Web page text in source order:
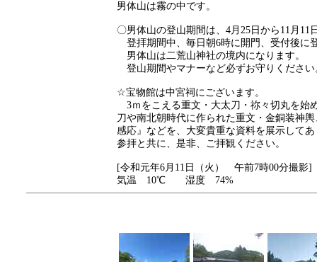
男体山は霧の中です。
〇男体山の登山期間は、4月25日から11月11
登拝期間中、毎日朝6時に開門、受付後に
男体山は二荒山神社の境内になります。
登山期間やマナーなど必ずお守りください
☆宝物館は中宮祠にございます。
3ｍをこえる重文・大太刀・祢々切丸を始
刀や南北朝時代に作られた重文・金銅装神
感応』などを、大変貴重な資料を展示して
参拝と共に、是非、ご拝観ください。
[令和元年6月11日（火） 午前7時00分撮影]
気温 10℃ 湿度 74%